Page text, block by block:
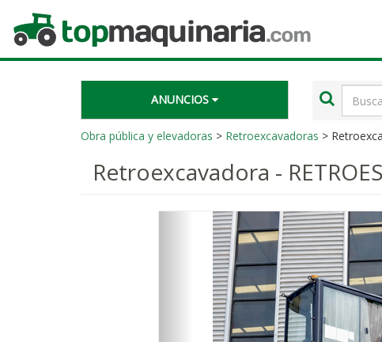
Topmaquinaria.com
ANUNCIOS
Obra pública y elevadoras > Retroexcavadoras >
Retroexcavadora -